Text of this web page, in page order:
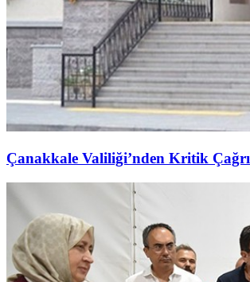
Çanakkale Valiliği’nden Kritik Çağrı